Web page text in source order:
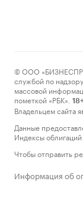
© ООО
службой по
массовой
пометкой «РБК».
Владельцем сайта
Данные
Индексы
Чтобы отправить
Информация об